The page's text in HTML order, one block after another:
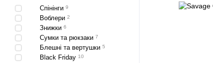
Спінінги 9
Воблери 2
Знижки 6
Сумки та рюкзаки 7
Блешні та вертушки 5
Black Friday 10